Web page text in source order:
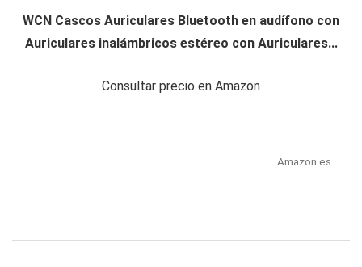
WCN Cascos Auriculares Bluetooth en audífono con
Auriculares inalámbricos estéreo con Auriculares...
Consultar precio en Amazon
Amazon.es